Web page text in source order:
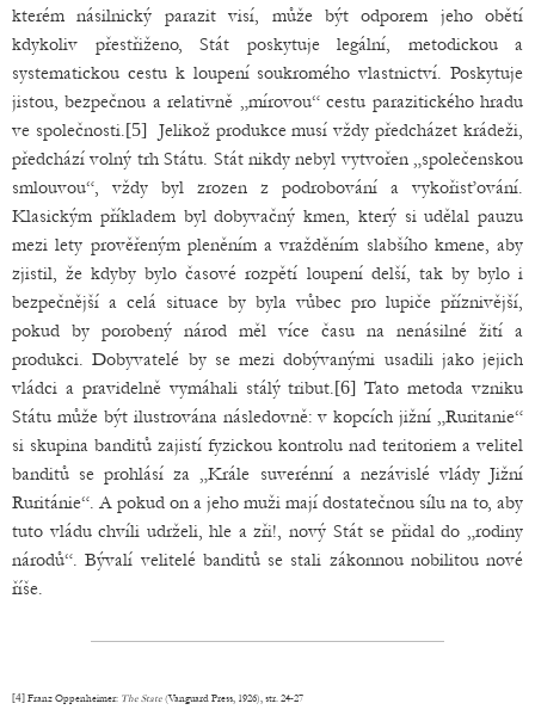
kterém násilnický parazit visí, může být odporem jeho obětí
kdykoliv přestřiženo, Stát poskytuje legální, metodickou a
systematickou cestu k loupení soukromého vlastnictví. Poskytuje
jistou, bezpečnou a relativně „mírovou“ cestu parazitického hradu
ve společnosti.[5] Jelikož produkce musí vždy předcházet krádeži,
předchází volný trh Státu. Stát nikdy nebyl vytvořen „společenskou
smlouvou“, vždy byl zrozen z podrobování a vykořisťování.
Klasickým příkladem byl dobyvačný kmen, který si udělal pauzu
mezi lety prověřeným pleněním a vražděním slabšího kmene, aby
zjistil, že kdyby bylo časové rozpětí loupení delší, tak by bylo i
bezpečnější a celá situace by byla vůbec pro lupiče příznivější,
pokud by porobený národ měl více času na nenásilné žití a
produkci. Dobyvatelé by se mezi dobývanými usadili jako jejich
vládci a pravidelně vymáhali stálý tribut.[6] Tato metoda vzniku
Státu může být ilustrována následovně: v kopcích jižní „Ruritanie“
si skupina banditů zajistí fyzickou kontrolu nad teritoriem a velitel
banditů se prohlásí za „Krále suverénní a nezávislé vlády Jižní
Ruritánie“. A pokud on a jeho muži mají dostatečnou sílu na to, aby
tuto vládu chvíli udrželi, hle a zři!, nový Stát se přidal do „rodiny
národů“. Bývalí velitelé banditů se stali zákonnou nobilitou nové
říše.
[4] Franz Oppenheimer: The State (Vanguard Press, 1926), str. 24-27